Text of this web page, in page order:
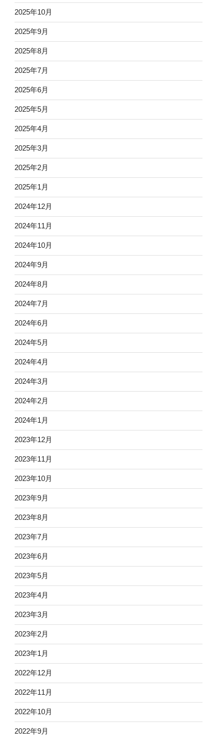
2025年10月
2025年9月
2025年8月
2025年7月
2025年6月
2025年5月
2025年4月
2025年3月
2025年2月
2025年1月
2024年12月
2024年11月
2024年10月
2024年9月
2024年8月
2024年7月
2024年6月
2024年5月
2024年4月
2024年3月
2024年2月
2024年1月
2023年12月
2023年11月
2023年10月
2023年9月
2023年8月
2023年7月
2023年6月
2023年5月
2023年4月
2023年3月
2023年2月
2023年1月
2022年12月
2022年11月
2022年10月
2022年9月